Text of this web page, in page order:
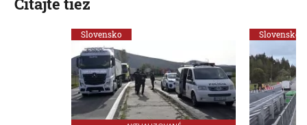
Slovensko Slovensko